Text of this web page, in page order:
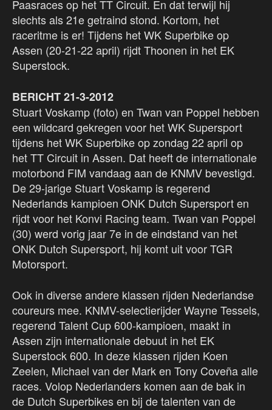
Paasraces op het TT Circuit. En dat terwijl hij
slechts als 21e getraind stond. Kortom, het
raceritme is er! Tijdens het WK Superbike op
Assen (20-21-22 april) rijdt Thoonen in het EK
Superstock.
BERICHT 21-3-2012
Stuart Voskamp (foto) en Twan van Poppel hebben
een wildcard gekregen voor het WK Supersport
tijdens het WK Superbike op zondag 22 april op
het TT Circuit in Assen. Dat heeft de internationale
motorbond FIM vandaag aan de KNMV bevestigd.
De 29-jarige Stuart Voskamp is regerend
Nederlands kampioen ONK Dutch Supersport en
rijdt voor het Konvi Racing team. Twan van Poppel
(30) werd vorig jaar 7e in de eindstand van het
ONK Dutch Supersport, hij komt uit voor TGR
Motorsport.
Ook in diverse andere klassen rijden Nederlandse
coureurs mee. KNMV-selectierijder Wayne Tessels,
regerend Talent Cup 600-kampioen, maakt in
Assen zijn internationale debuut in het EK
Superstock 600. In deze klassen rijden Koen
Zeelen, Michael van der Mark en Tony Coveña alle
races. Volop Nederlanders komen aan de bak in
de Dutch Superbikes en bij de talenten van de